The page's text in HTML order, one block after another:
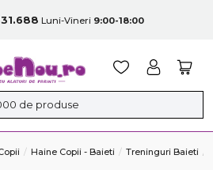
Luni-Vineri 9:00-18:00
Haine Copii - Baieti Treninguri Baieti